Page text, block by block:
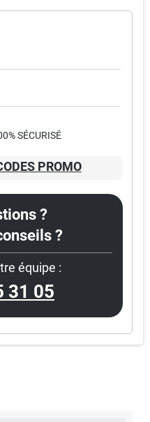
SÉCURISÉ
PROMO
?
?
équipe :
31 05